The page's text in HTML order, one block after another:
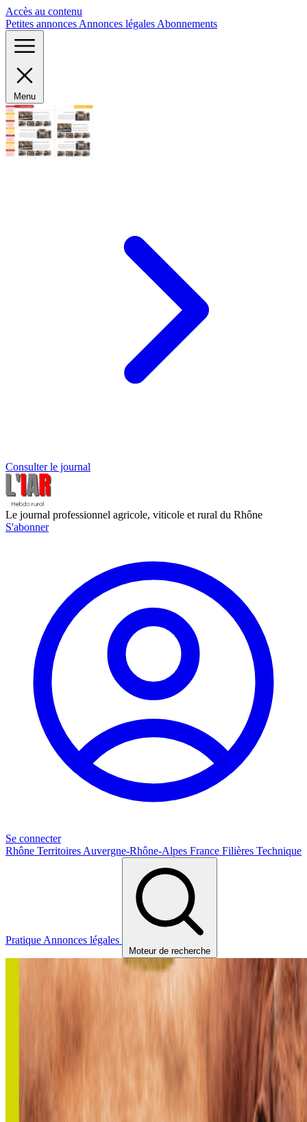
Accès au contenu
Petites annonces Annonces légales Abonnements
Menu
Consulter le journal
Le journal professionnel agricole, viticole et rural du Rhône
S'abonner
Se connecter
Rhône Territoires Auvergne-Rhône-Alpes France Filières Technique
Pratique Annonces légales
Moteur de recherche
Panneau de gestion des cookies